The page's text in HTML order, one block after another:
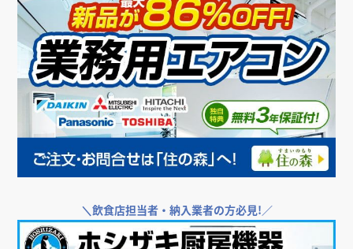
店舗・オフィス運営者様向け支援サービス
＼ 飲食店・店舗向けエアコンをお探しなら／